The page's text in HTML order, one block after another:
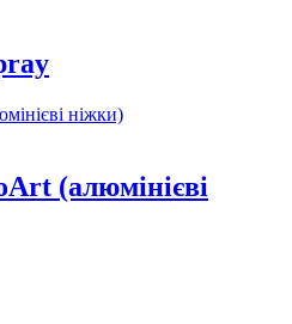
(алюмінієві